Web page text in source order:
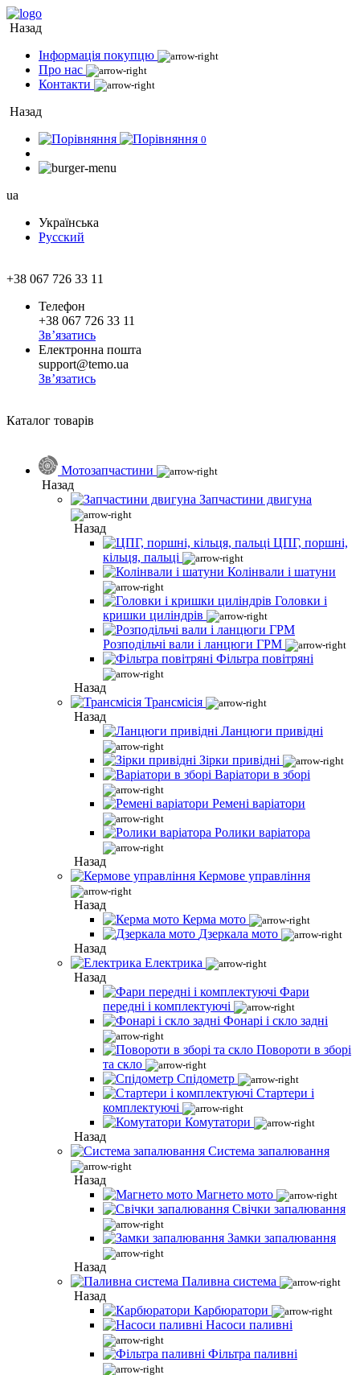
Назад
Інформація покупцю
Про нас
Контакти
Назад
0
ua
Українська
Русский
+38 067 726 33 11
Телефон
+38 067 726 33 11
Зв’язатись
Електронна пошта
support@temo.ua
Зв’язатись
Каталог товарів
Мотозапчастини
Назад
Запчастини двигуна
Назад
ЦПГ, поршні,
кільця, пальці
Колінвали і шатуни
Головки і
кришки циліндрів
Розподільчі вали і ланцюги ГРМ
Фільтра повітряні
Назад
Трансмісія
Назад
Ланцюги привідні
Зірки привідні
Варіатори в зборі
Ремені варіатори
Ролики варіатора
Назад
Кермове управління
Назад
Керма мото
Дзеркала мото
Назад
Електрика
Назад
Фари
передні і комплектуючі
Фонарі і скло задні
Повороти в зборі
та скло
Спідометр
Стартери і
комплектуючі
Комутатори
Назад
Система запалювання
Назад
Магнето мото
Свічки запалювання
Замки запалювання
Назад
Паливна система
Назад
Карбюратори
Насоси паливні
Фільтра паливні